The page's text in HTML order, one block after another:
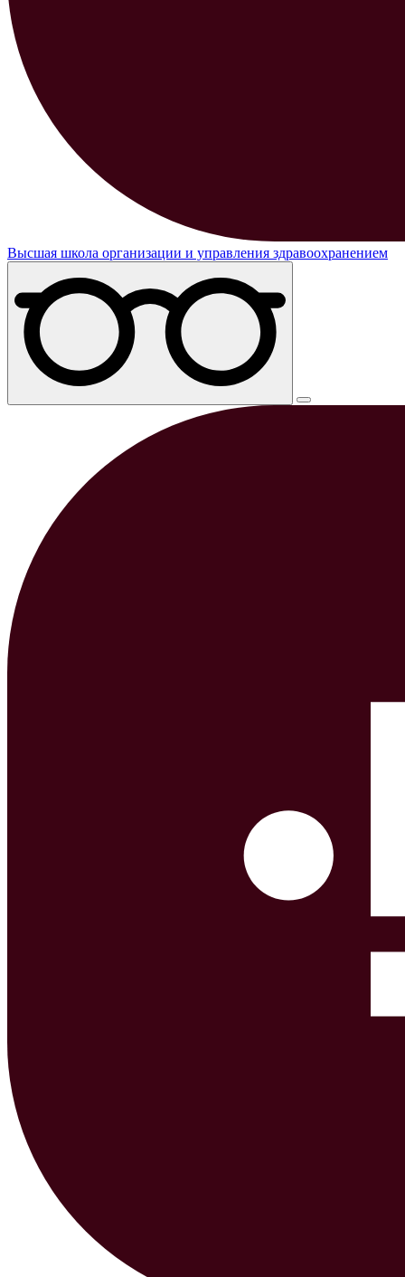
Высшая школа организации и управления здравоохранением